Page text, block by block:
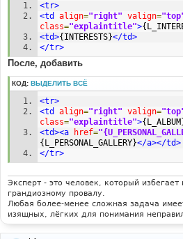
<tr>
<td
align="right" valign=
class="explaintitle">
<td>{INTERESTS}</td>
</tr>
После, добавить
КОД: ВЫДЕЛИТЬ ВСЁ
<tr>
<td
align="right" valign=
class="explaintitle">
<td><a
href=
{L_PERSONAL_GALLERY}</a></td>
</tr>
Эксперт - это человек, который
грандиозному провалу.
Любая более-менее сложная задача
изящных, лёгких для понимания